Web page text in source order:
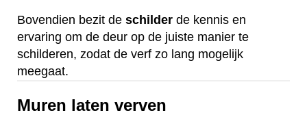
Bovendien bezit de schilder de kennis en
ervaring om de deur op de juiste manier te
schilderen, zodat de verf zo lang mogelijk
meegaat.
Muren laten verven